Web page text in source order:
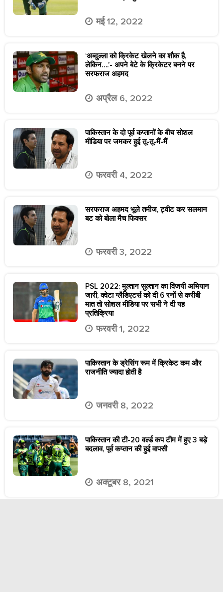
मई 12, 2022
‘अब्दुल्ला को क्रिकेट खेलने का शौक है,
लेकिन….’- अपने बेटे के क्रिकेटर बनने पर
सरफराज अहमद
अप्रैल 6, 2022
पाकिस्तान के दो पूर्व कप्तानों के बीच सोशल
मीडिया पर जमकर हुई तू-तू-मैं-मैं
फरवरी 4, 2022
सरफराज अहमद भूले तमीज, ट्वीट कर सलमान
बट को बोला मैच फिक्सर
फरवरी 3, 2022
PSL 2022: मुल्तान सुल्तान का विजयी अभियान
जारी, क्वेटा ग्लैडिएटर्स को दी 6 रनों से करीबी
मात तो सोशल मीडिया पर सभी ने दी यह
प्रतिक्रिया
फरवरी 1, 2022
पाकिस्तान के ड्रेसिंग रूम में क्रिकेट कम और
राजनीति ज्यादा होती है
जनवरी 8, 2022
पाकिस्तान की टी-20 वर्ल्ड कप टीम में हुए 3 बड़े
बदलाव, पूर्व कप्तान की हुई वापसी
अक्टूबर 8, 2021